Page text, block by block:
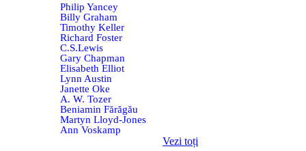
Philip Yancey
Billy Graham
Timothy Keller
Richard Foster
C.S.Lewis
Gary Chapman
Elisabeth Elliot
Lynn Austin
Janette Oke
A. W. Tozer
Beniamin Fărăgău
Martyn Lloyd-Jones
Ann Voskamp
Vezi toți